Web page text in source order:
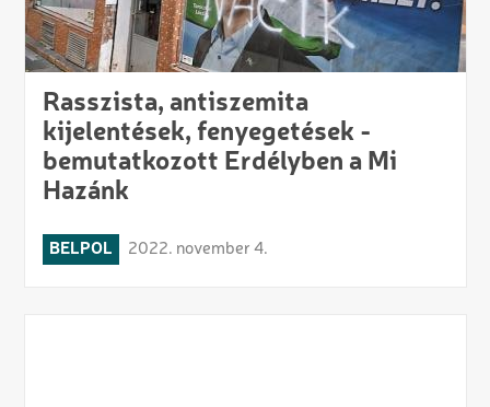
Rasszista, antiszemita
kijelentések, fenyegetések -
bemutatkozott Erdélyben a Mi
Hazánk
BELPOL 2022. november 4.